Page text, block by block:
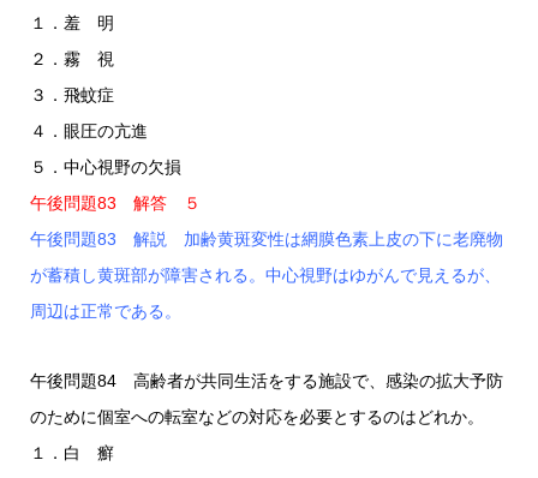
１．羞 明
２．霧 視
３．飛蚊症
４．眼圧の亢進
５．中心視野の欠損
午後問題83 解答 ５
午後問題83 解説 加齢黄斑変性は網膜色素上皮の下に老廃物
が蓄積し黄斑部が障害される。中心視野はゆがんで見えるが、
周辺は正常である。
午後問題84 高齢者が共同生活をする施設で、感染の拡大予防
のために個室への転室などの対応を必要とするのはどれか。
１．白 癬